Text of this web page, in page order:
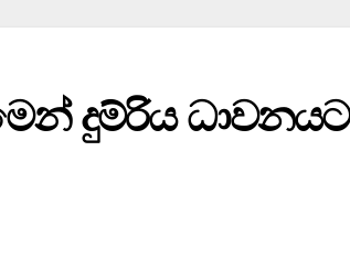
දුම්රිය ධාවනයට